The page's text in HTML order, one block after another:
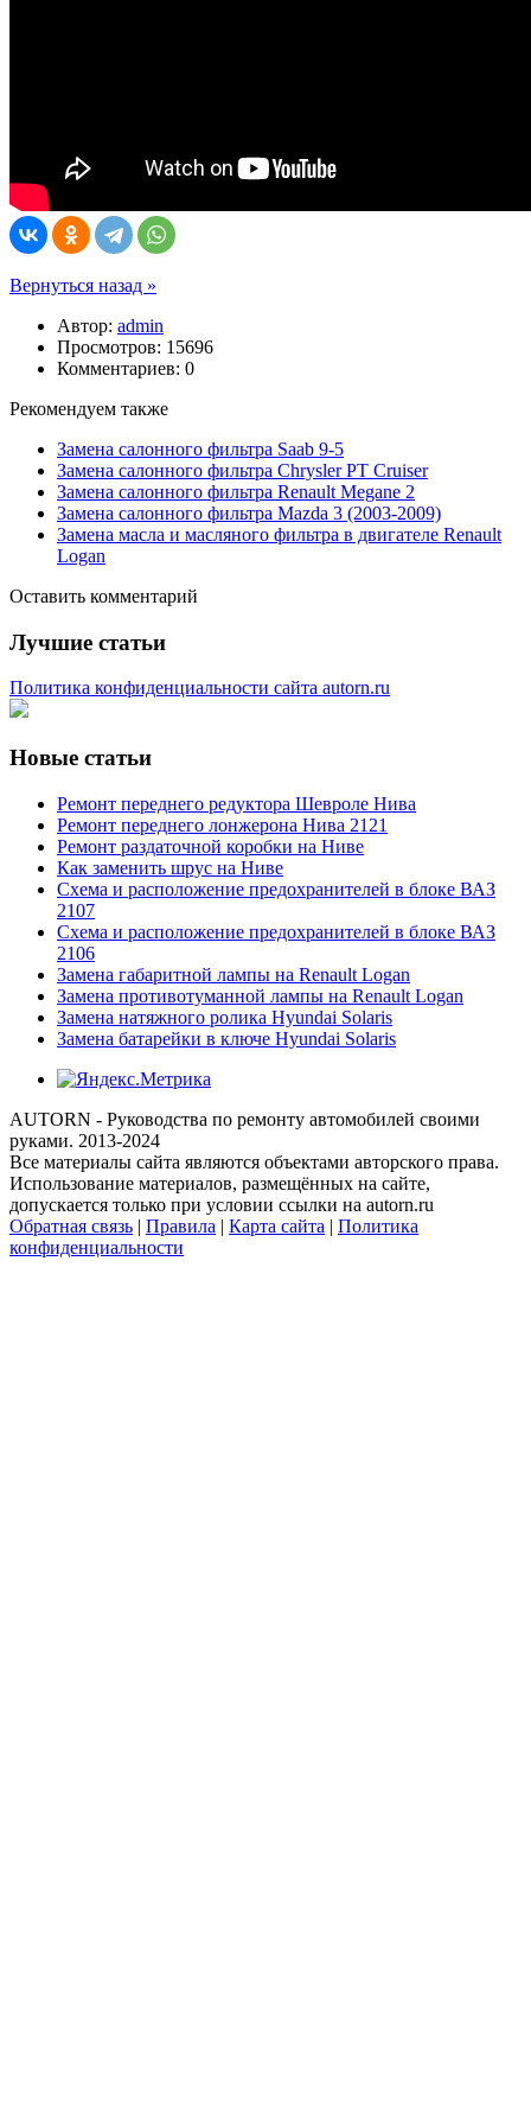
Вернуться назад »
Автор: admin
Просмотров: 15696
Комментариев: 0
Рекомендуем также
Замена салонного фильтра Saab 9-5
Замена салонного фильтра Chrysler PT Cruiser
Замена салонного фильтра Renault Megane 2
Замена салонного фильтра Mazda 3 (2003-2009)
Замена масла и масляного фильтра в двигателе Renault
Logan
Оставить комментарий
Лучшие статьи
Политика конфиденциальности сайта autorn.ru
Новые статьи
Ремонт переднего редуктора Шевроле Нива
Ремонт переднего лонжерона Нива 2121
Ремонт раздаточной коробки на Ниве
Как заменить шрус на Ниве
Схема и расположение предохранителей в блоке ВАЗ
2107
Схема и расположение предохранителей в блоке ВАЗ
2106
Замена габаритной лампы на Renault Logan
Замена противотуманной лампы на Renault Logan
Замена натяжного ролика Hyundai Solaris
Замена батарейки в ключе Hyundai Solaris
AUTORN - Руководства по ремонту автомобилей своими
руками. 2013-2024
Все материалы сайта являются объектами авторского права.
Использование материалов, размещённых на сайте,
допускается только при условии ссылки на autorn.ru
Обратная связь | Правила | Карта сайта | Политика
конфиденциальности